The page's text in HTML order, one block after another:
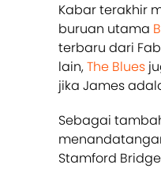
Kabar terakhir
buruan utama
terbaru dari
lain,The Blues
jika James
Sebagai
Stamford